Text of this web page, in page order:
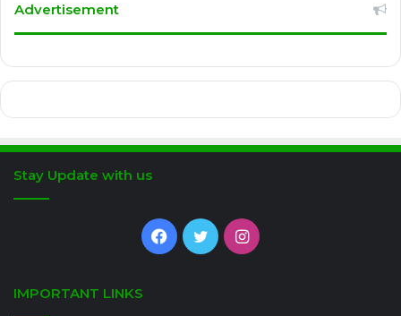
Advertisement
Stay Update with us
Facebook
TwitterInstagram
IMPORTANT LINKS